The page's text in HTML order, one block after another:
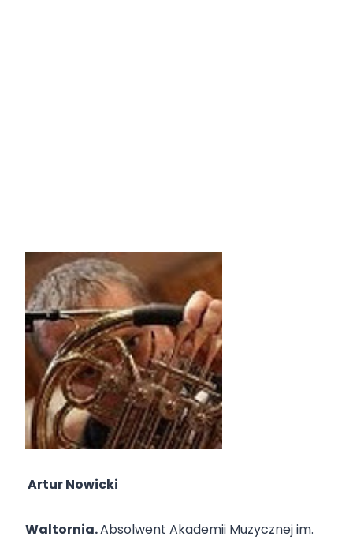
Artur Nowicki
Waltornia.Absolwent Akademii Muzycznej im.